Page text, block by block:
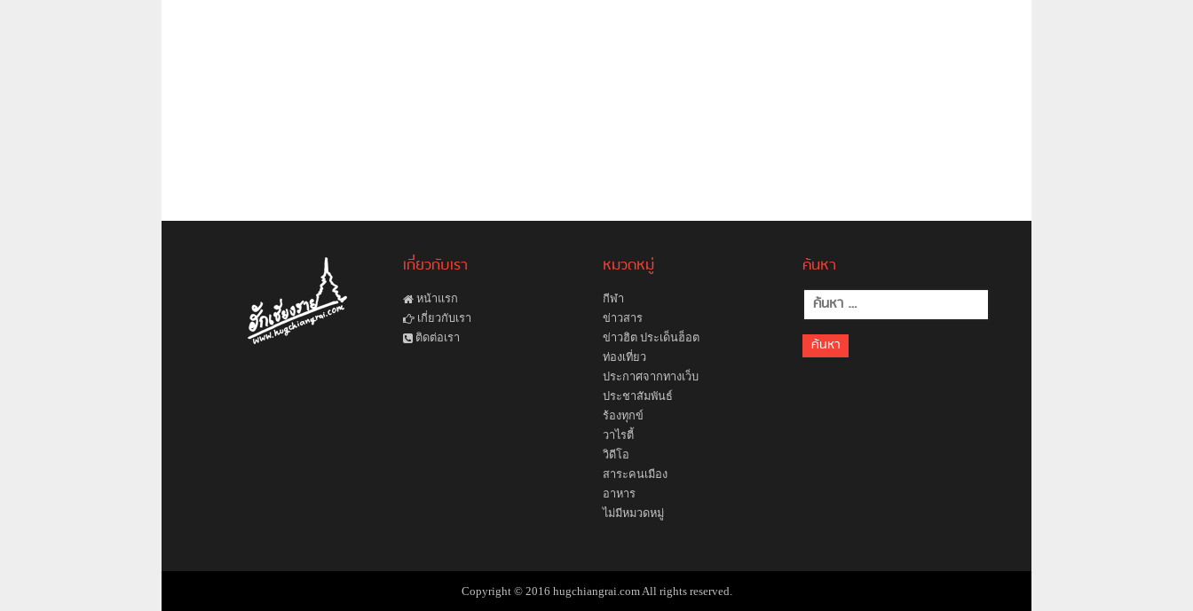
เกี่ยวกับเรา
หน้าแรก
เกี่ยวกับเรา
ติดต่อเรา
หมวดหมู่
กีฬา
ข่าวสาร
ข่าวฮิต ประเด็นฮ็อต
ท่องเที่ยว
ประกาศจากทางเว็บ
ประชาสัมพันธ์
ร้องทุกข์
วาไรตี้
วิดีโอ
สาระคนเมือง
อาหาร
ไม่มีหมวดหมู่
ค้นหา
ค้นหา
สำหรับ:
Copyright © 2016 hugchiangrai.com All rights reserved.